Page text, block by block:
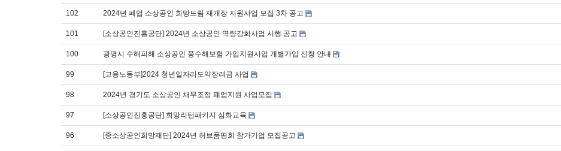
102 2024년 폐업 소상공인 희망드림 재개장 지원사업 모집 3차 공고
101 [소상공인진흥공단] 2024년 소상공인 역량강화사업 시행 공고
100 광명시 수해피해 소상공인 풍수해보험 가입지원사업 개별가입 신청 안내
99 [고용노동부]2024 청년일자리도약장려금 사업
98 2024년 경기도 소상공인 채무조정 폐업지원 사업모집
97 [소상공인진흥공단] 희망리턴패키지 심화교육
96 [중소상공인희망재단] 2024년 허브품평회 참가기업 모집공고